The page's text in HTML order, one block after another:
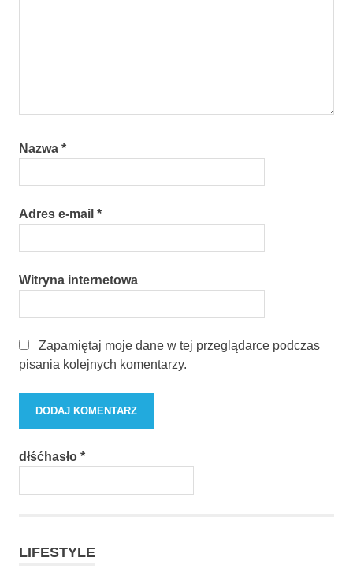
Nazwa *
Adres e-mail *
Witryna internetowa
Zapamiętaj moje dane w tej przeglądarce podczas
pisania kolejnych komentarzy.
dłśćhasło *
LIFESTYLE